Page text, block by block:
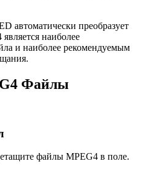
автоматически преобразует
наиболее
и наиболее рекомендуемым
Файлы
файлы MPEG4 в поле.